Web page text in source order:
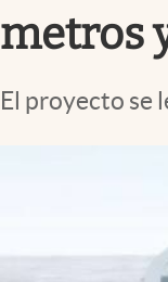
Eventos Corporativos
Mediakit
metros
El proyecto se